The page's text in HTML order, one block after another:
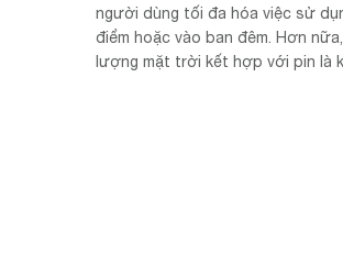
người dùng tối đa hóa việc sử
điểm hoặc vào ban đêm. Hơn
lượng mặt trời kết hợp với pin là